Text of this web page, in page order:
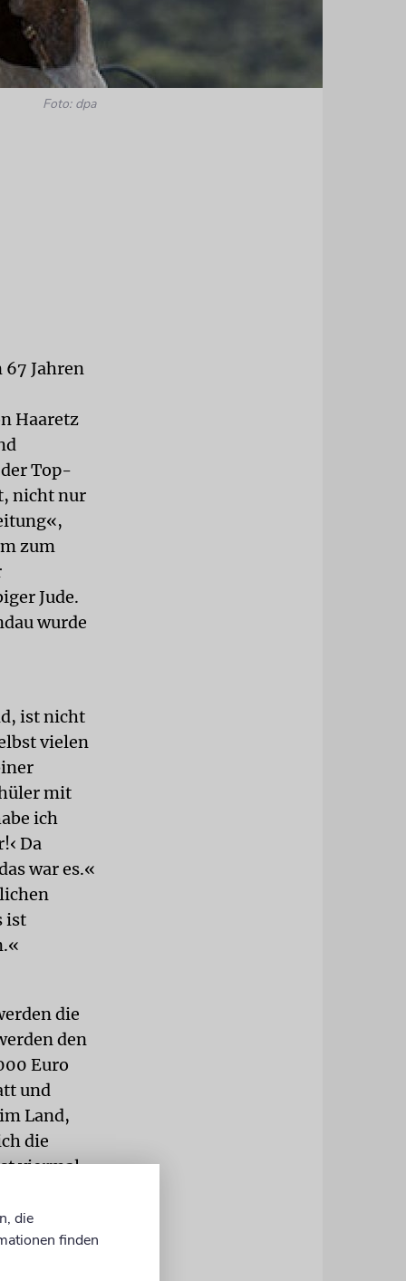
Foto: dpa
67 Jahren
Haaretz
Top-
nicht nur
zum
Jude.
wurde
ist nicht
vielen
mit
ich
Da
war es.«
ist
die
den
Euro
und
Land,
die
viermal
Gantz
die
finden